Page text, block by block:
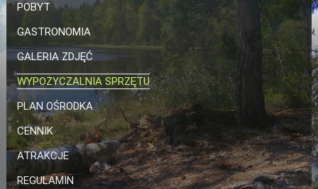
REGULAMIN KĄPIELISKA
POBYT
GASTRONOMIA
GALERIA ZDJĘĆ
WYPOŻYCZALNIA SPRZĘTU
PLAN OŚRODKA
CENNIK
ATRAKCJE
POBYT
GASTRONOMIA
GALERIA ZDJĘĆ
WYPOŻYCZALNIA SPRZĘTU
PLAN OŚRODKA
CENNIK
ATRAKCJE
REGULAMIN